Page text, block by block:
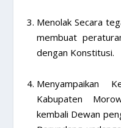
Menolak Secara
membuat
dengan Konstitusi.
Menyampaikan
Kabupaten
kembali Dewan